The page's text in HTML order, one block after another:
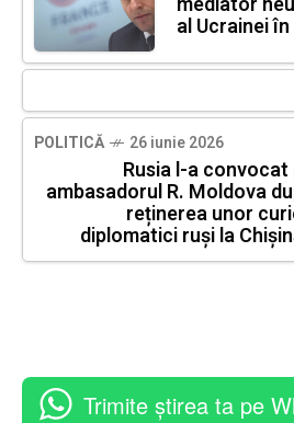
al Ucrainei
POLITICĂ 26 iunie 2026
Rusia l-a convocat
ambasadorul R. Moldova
reținerea unor
diplomatici ruși la
Trimite știrea ta pe